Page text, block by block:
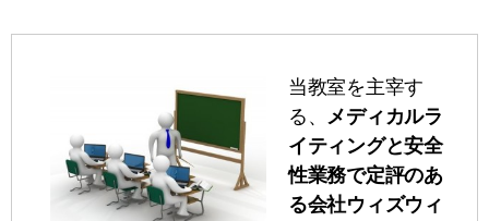
当教室を主宰す
る、
メディカルラ
イティングと安全
性業務で定評のあ
る会社ウィズウィ